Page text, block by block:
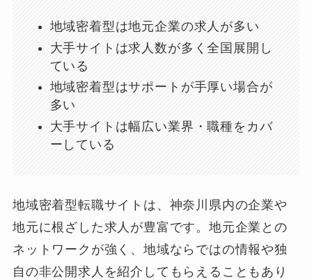
地域密着型は地元企業の求人が多い
大手サイトは求人数が多く全国展開し
ている
地域密着型はサポートが手厚い場合が
多い
大手サイトは幅広い業界・職種をカバ
ーしている
地域密着型転職サイトは、神奈川県内の企業や
地元に根ざした求人が豊富です。地元企業との
ネットワークが強く、地域ならではの情報や独
自の非公開求人を紹介してもらえることもあり